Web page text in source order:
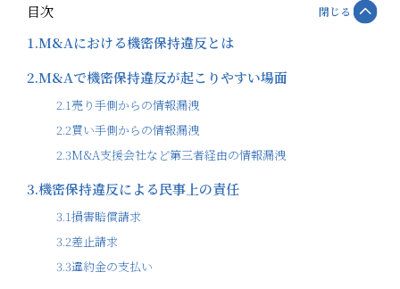
目次 閉じる
1.M&Aにおける機密保持違反とは
2.M&Aで機密保持違反が起こりやすい場面
2.1売り手側からの情報漏洩
2.2買い手側からの情報漏洩
2.3M&A支援会社など第三者経由の情報漏洩
3.機密保持違反による民事上の責任
3.1損害賠償請求
3.2差止請求
3.3違約金の支払い